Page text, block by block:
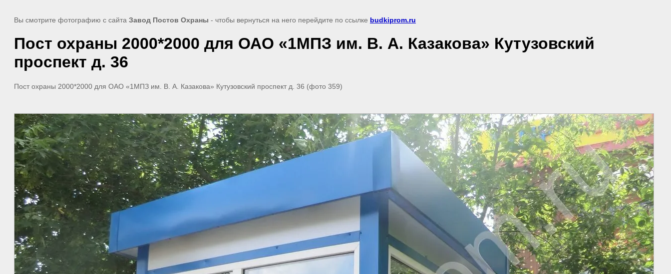
Вы смотрите фотографию с сайта Завод Постов Охраны - чтобы вернуться на него перейдите по ссылке budkiprom.ru
Пост охраны 2000*2000 для ОАО «1МПЗ им. В. А. Казакова» Кутузовский
проспект д. 36
Пост охраны 2000*2000 для ОАО «1МПЗ им. В. А. Казакова» Кутузовский проспект д. 36 (фото 359)